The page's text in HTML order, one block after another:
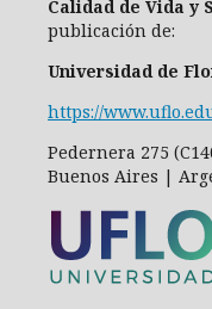
Calidad de Vida y
publicación de:
Universidad de
https://
Pedernera 275
Buenos Aires |